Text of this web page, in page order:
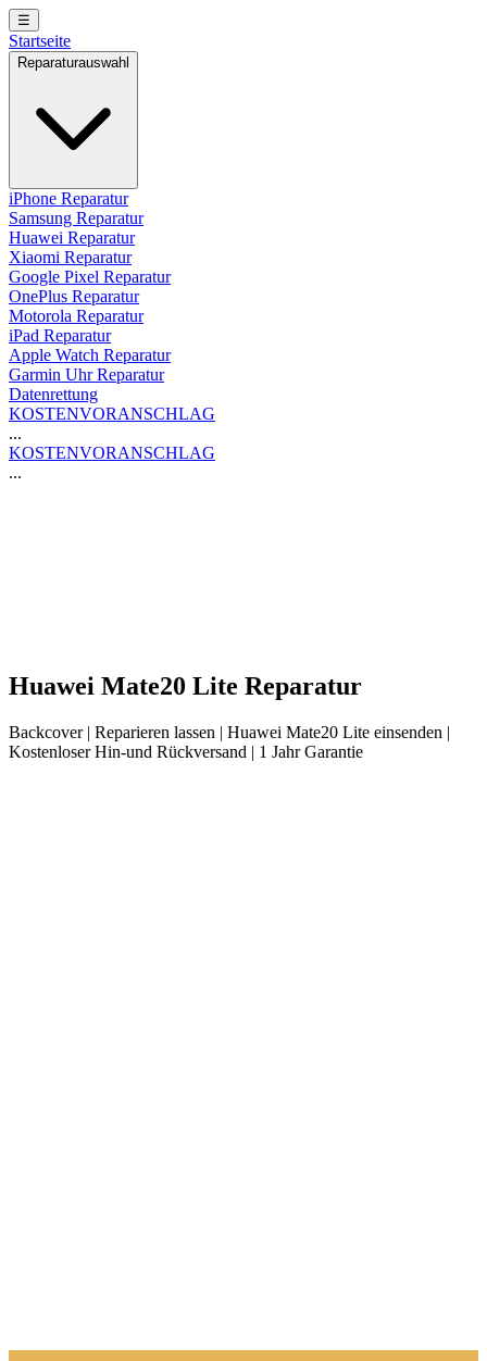
☰
Startseite
Reparaturauswahl
iPhone Reparatur
Samsung Reparatur
Huawei Reparatur
Xiaomi Reparatur
Google Pixel Reparatur
OnePlus Reparatur
Motorola Reparatur
iPad Reparatur
Apple Watch Reparatur
Garmin Uhr Reparatur
Datenrettung
KOSTENVORANSCHLAG
...
KOSTENVORANSCHLAG
...
Huawei Mate20 Lite Reparatur
Backcover| Reparieren lassen | Huawei Mate20 Lite einsenden |
Kostenloser Hin-und Rückversand | 1 Jahr Garantie